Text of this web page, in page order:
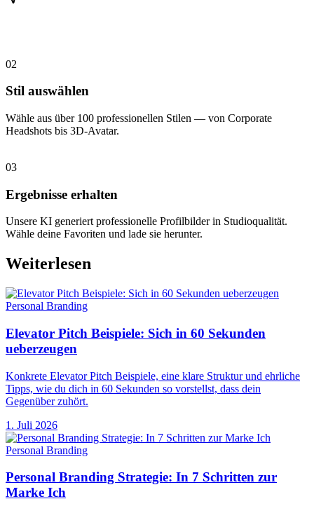
02
Stil auswählen
Wähle aus über 100 professionellen Stilen — von Corporate
Headshots bis 3D-Avatar.
03
Ergebnisse erhalten
Unsere KI generiert professionelle Profilbilder in Studioqualität.
Wähle deine Favoriten und lade sie herunter.
Weiterlesen
Personal Branding
Elevator Pitch Beispiele: Sich in 60 Sekunden
ueberzeugen
Konkrete Elevator Pitch Beispiele, eine klare Struktur und ehrliche
Tipps, wie du dich in 60 Sekunden so vorstellst, dass dein
Gegenüber zuhört.
1. Juli 2026
Personal Branding
Personal Branding Strategie: In 7 Schritten zur
Marke Ich